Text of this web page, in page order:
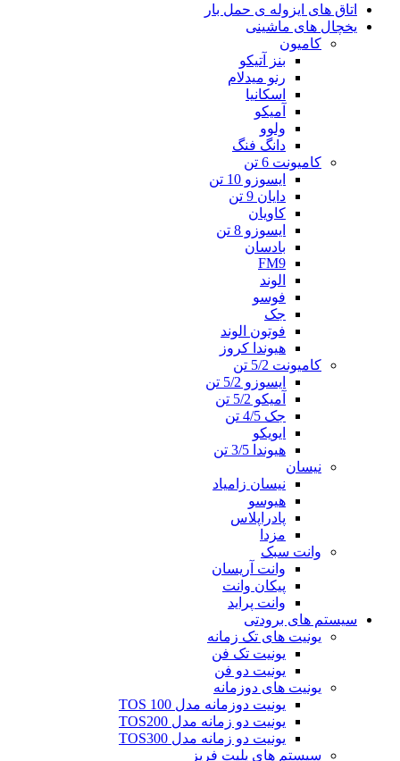
اتاق های ایزوله ی حمل بار
یخچال های ماشینی
کامیون
بنز آتیکو
رنو میدلام
اسکانیا
آمیکو
ولوو
دانگ فنگ
کامیونت 6 تن
ایسوزو 10 تن
دایان 9 تن
کاویان
ایسوزو 8 تن
بادسان
FM9
الوند
فوسو
جک
فوتون الوند
هیوندا کروز
کامیونت 5/2 تن
ایسوزو 5/2 تن
آمیکو 5/2 تن
جک 4/5 تن
ایویکو
هیوندا 3/5 تن
نیسان
نیسان زامیاد
هیوسو
پادراپلاس
مزدا
وانت سبک
وانت آریسان
پیکان وانت
وانت پراید
سیستم های برودتی
یونیت های تک زمانه
یونیت تک فن
یونیت دو فن
یونیت های دوزمانه
یونیت دوزمانه مدل TOS 100
یونیت دو زمانه مدل TOS200
یونیت دو زمانه مدل TOS300
سیستم های پلیت فریز